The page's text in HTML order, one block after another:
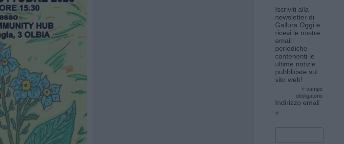
Iscriviti alla
newsletter di
Gallura Oggi e
ricevi le nostre
email
periodiche
contenenti le
ultime notizie
pubblicate sul
sito web!
* campo
obbligatorio
Indirizzo email
*